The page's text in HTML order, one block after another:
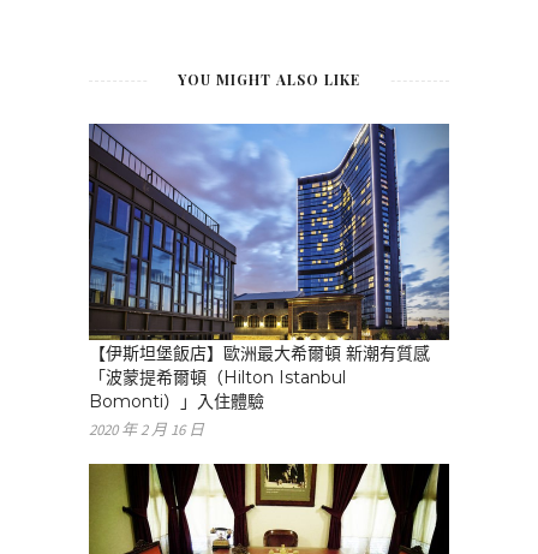
YOU MIGHT ALSO LIKE
【伊斯坦堡飯店】歐洲最大希爾頓 新潮有質感
「波蒙提希爾頓（Hilton Istanbul
Bomonti）」入住體驗
2020 年 2 月 16 日